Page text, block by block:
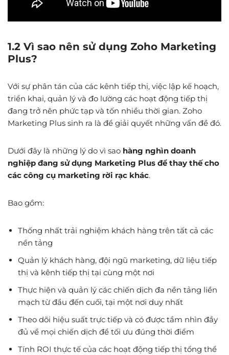
1.2 Vì sao nên sử dụng Zoho Marketing
Plus?
Với sự phân tán của các kênh tiếp thị, việc lập kế hoạch,
triển khai, quản lý và đo lường các hoạt động tiếp thị
đang trở nên phức tạp và tốn nhiều thời gian. Zoho
Marketing Plus sinh ra là để giải quyết những vấn đề đó.
Dưới đây là những lý do vì sao hàng nghìn doanh
nghiệp đang sử dụng Marketing Plus để thay thế cho
các công cụ marketing rời rạc khác.
Bao gồm:
Thống nhất trải nghiệm khách hàng trên tất cả các
nền tảng
Quản lý khách hàng, đội ngũ marketing, dữ liệu tiếp
thị và kênh tiếp thị tại cùng một nơi
Thực hiện và quản lý các chiến dịch đa nền tảng liền
mạch từ đầu đến cuối, tại một nơi duy nhất
Theo dõi hiệu suất trực tiếp và có được tầm nhìn đầy
đủ về mọi chiến dịch để tối ưu đúng thời điểm
Tính ROI thực tế của các hoạt động tiếp thị tổng thể